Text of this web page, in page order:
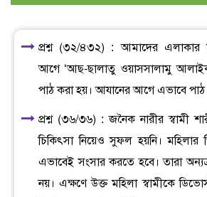
প্রশ্ন (৩২/৪৩২) : আমাদের এলাকার
আগে ‘আছ-ছালাতু ওয়াসসালামু আলাইকা
পাঠ করা হয়। আযানের আগে এভাবে পাঠ
প্রশ্ন (৩৬/৩৬) : জনৈক নারীর স্বামী
চিকিৎসা নিয়েও সুফল হয়নি। মহিলার
এভাবেই সংসার করতে হবে। তারা
নয়। এক্ষণে উক্ত মহিলা স্বামীকে